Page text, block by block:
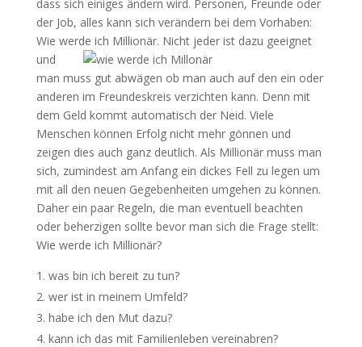
dass sich einiges ändern wird. Personen, Freunde oder
der Job, alles kann sich verändern bei dem Vorhaben:
Wie werde ich Millionär. Nicht jeder ist dazu geeignet
und
man muss gut abwägen ob man auch auf den ein oder
anderen im Freundeskreis verzichten kann. Denn mit
dem Geld kommt automatisch der Neid. Viele
Menschen können Erfolg nicht mehr gönnen und
zeigen dies auch ganz deutlich. Als Millionär muss man
sich, zumindest am Anfang ein dickes Fell zu legen um
mit all den neuen Gegebenheiten umgehen zu können.
Daher ein paar Regeln, die man eventuell beachten
oder beherzigen sollte bevor man sich die Frage stellt:
Wie werde ich Millionär?
was bin ich bereit zu tun?
wer ist in meinem Umfeld?
habe ich den Mut dazu?
kann ich das mit Familienleben vereinabren?